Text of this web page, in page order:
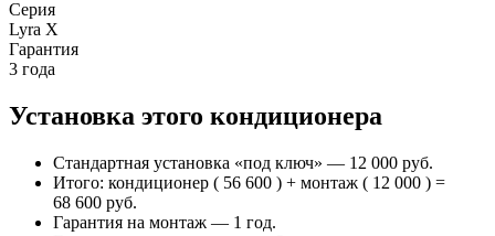
Серия
Lyra X
Гарантия
3 года
Установка этого кондиционера
Стандартная установка «под ключ» — 12 000 руб.
Итого: кондиционер ( 56 600 ) + монтаж ( 12 000 ) =
68 600 руб.
Гарантия на монтаж — 1 год.